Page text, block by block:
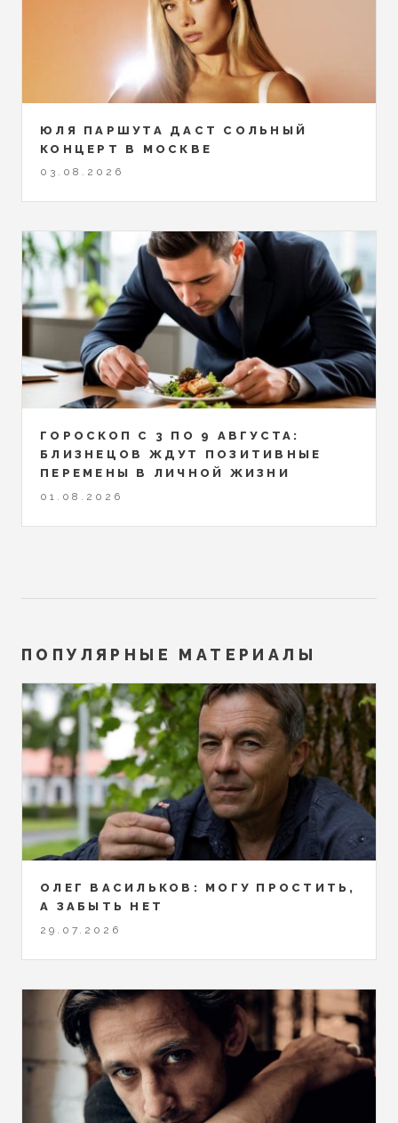
ЮЛЯ ПАРШУТА ДАСТ СОЛЬНЫЙ
КОНЦЕРТ В МОСКВЕ
03.08.2026
ГОРОСКОП С 3 ПО 9 АВГУСТА:
БЛИЗНЕЦОВ ЖДУТ ПОЗИТИВНЫЕ
ПЕРЕМЕНЫ В ЛИЧНОЙ ЖИЗНИ
01.08.2026
ПОПУЛЯРНЫЕ МАТЕРИАЛЫ
ОЛЕГ ВАСИЛЬКОВ: МОГУ ПРОСТИТЬ,
А ЗАБЫТЬ НЕТ
29.07.2026